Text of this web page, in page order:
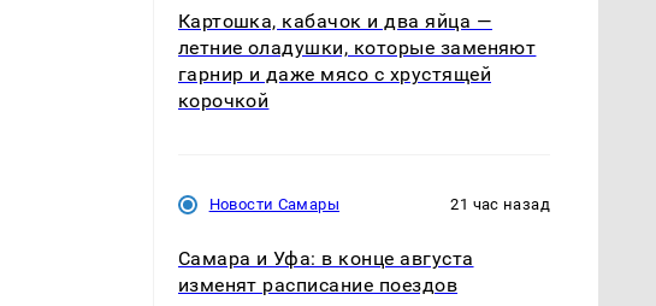
Картошка, кабачок и два яйца —
летние оладушки, которые заменяют
гарнир и даже мясо с хрустящей
корочкой
Новости Самары 21 час назад
Самара и Уфа: в конце августа
изменят расписание поездов